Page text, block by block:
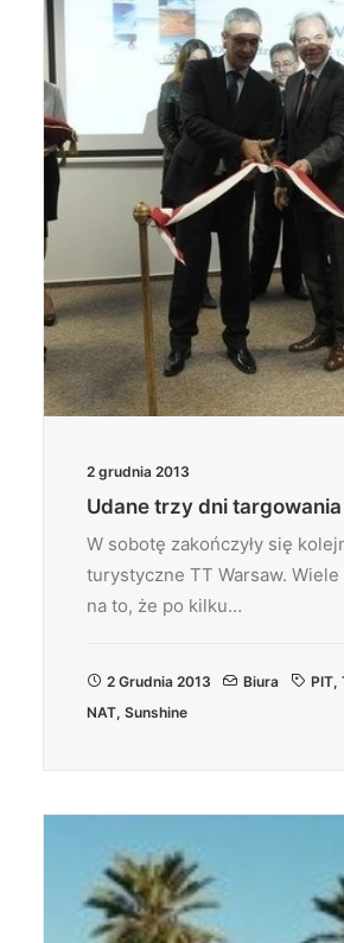
2 grudnia 2013
Udane trzy dni targowania
W sobotę zakończyły się
turystyczne TT Warsaw.
na to, że po kilku…
2 Grudnia 2013 Biura PIT,
NAT, Sunshine